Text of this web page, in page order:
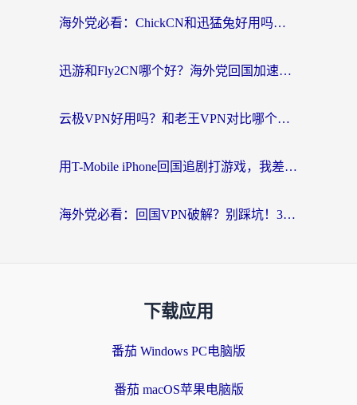
海外党必看：ChickCN和迅猛兔好用吗？3招教你选对回国加速器
迅游和Fly2CN哪个好？海外党回国加速器真实测评与选择心法
云极VPN好用吗？和老王VPN对比哪个回国效果更好？海外党必看的真实体验指南
用T-Mobile iPhone回国追剧打游戏，我差点把手机砸了
海外党必看：回国VPN破解？别踩坑！3步选对加速器无缝刷国内资源
下载应用
番茄 Windows PC电脑版
番茄 macOS苹果电脑版